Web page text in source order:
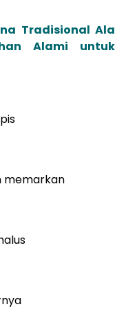
Tradisional Ala
Alami untuk
memarkan